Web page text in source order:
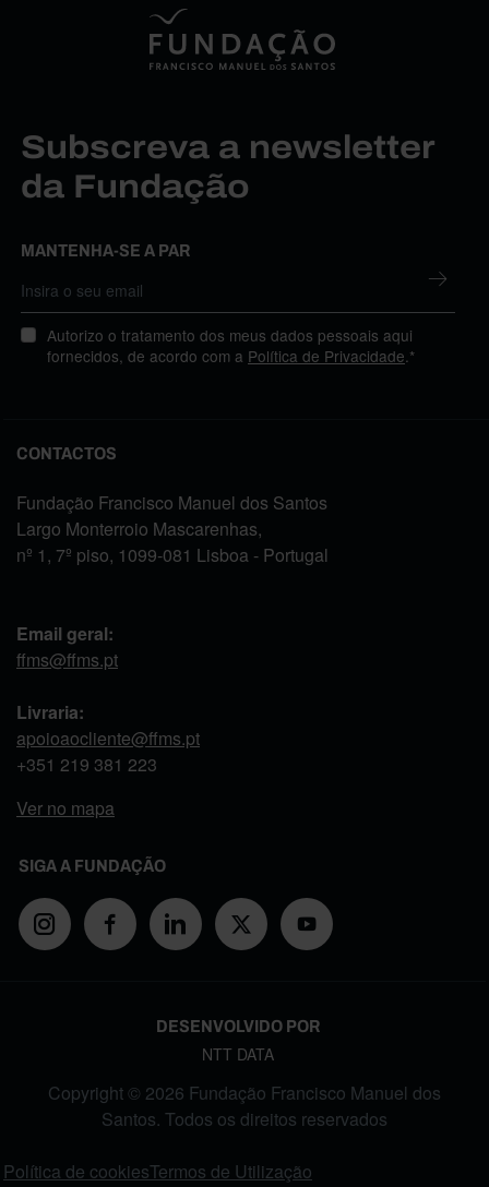
Subscreva a newsletter
da Fundação
MANTENHA-SE A PAR
Autorizo o tratamento dos meus dados pessoais aqui
fornecidos, de acordo com a Política de Privacidade .*
CONTACTOS
Fundação Francisco Manuel dos Santos
Largo Monterroio Mascarenhas,
nº 1, 7º piso, 1099-081 Lisboa - Portugal
Email geral:
ffms@ffms.pt
Livraria:
apoioaocliente@ffms.pt
+351 219 381 223
Ver no mapa
SIGA A FUNDAÇÃO
DESENVOLVIDO POR
NTT DATA
Copyright © 2026 Fundação Francisco Manuel dos
Santos. Todos os direitos reservados
Política de cookiesTermos de Utilização